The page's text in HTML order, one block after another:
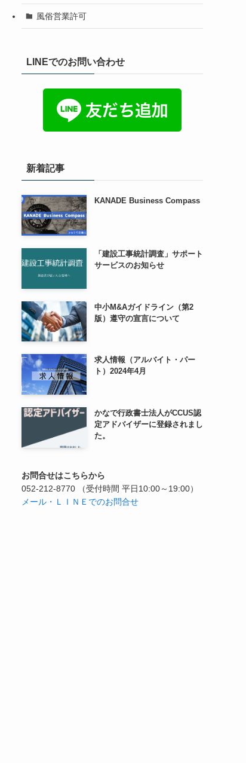
風俗営業許可
LINEでのお問い合わせ
新着記事
KANADE Business Compass
「建設工事統計調査」サポート
サービスのお知らせ
中小M&Aガイドライン（第2
版）遵守の宣言について
求人情報（アルバイト・パー
ト）2024年4月
かなで行政書士法人がCCUS認
定アドバイザーに登録されまし
た。
お問合せはこちらから
052-212-8770
（受付時間 平日10:00～19:00）
メール・ＬＩＮＥでのお問合せ